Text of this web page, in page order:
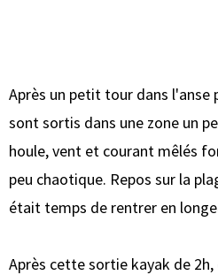
Après un petit tour dans l'anse
sont sortis dans une zone un
houle, vent et courant mêlés
peu chaotique. Repos sur la
était temps de rentrer en
Après cette sortie kayak de